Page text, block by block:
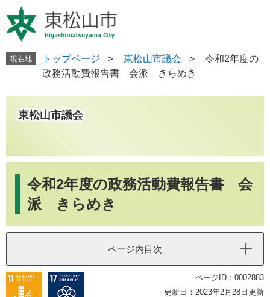
ー
ジ
す
ニ
ュ
し
現在地 トップページ > 東松山市議会 >
令和2年度の
政務活動費報告書 会派 きらめき
東松山市議会
令和2年度の政務活動費報告書 会
派 きらめき
ページ内目次
ページID：0002883
更新日：2023年2月28日更新